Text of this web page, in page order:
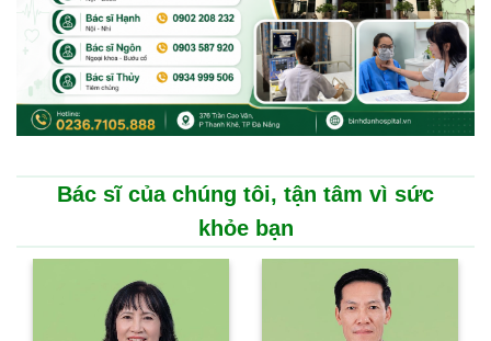
Bác sĩ của chúng tôi, tận tâm vì sức
khỏe bạn